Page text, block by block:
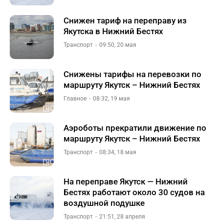
Снижен тариф на переправу из
Якутска в Нижний Бестях
Транспорт 09:50, 20 мая
Снижены тарифы на перевозки по
маршруту Якутск – Нижний Бестях
Главное 08:32, 19 мая
Аэроботы прекратили движение по
маршруту Якутск – Нижний Бестях
Транспорт 08:34, 18 мая
На переправе Якутск — Нижний
Бестях работают около 30 судов на
воздушной подушке
Транспорт 21:51, 28 апреля